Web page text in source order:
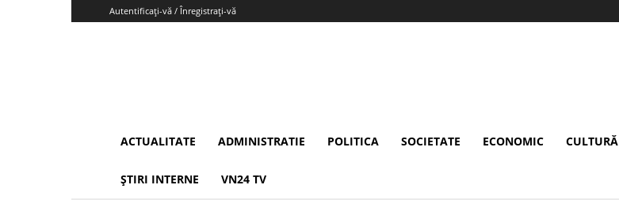
Autentificați-vă / Înregistrați-vă
ACTUALITATE ADMINISTRATIE POLITICA SOCIETATE ECONOMIC CULTURĂ
ȘTIRI INTERNE VN24 TV